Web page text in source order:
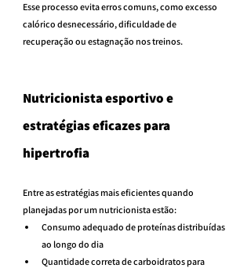
Esse processo evita erros comuns, como excesso
calórico desnecessário, dificuldade de
recuperação ou estagnação nos treinos.
Nutricionista esportivo e
estratégias eficazes para
hipertrofia
Entre as estratégias mais eficientes quando
planejadas por um nutricionista estão:
Consumo adequado de proteínas distribuídas
ao longo do dia
Quantidade correta de carboidratos para